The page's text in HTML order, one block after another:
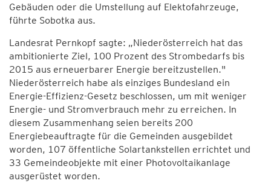
Gebäuden oder die Umstellung auf Elektofahrzeuge,
führte Sobotka aus.
Landesrat Pernkopf sagte: „Niederösterreich hat das
ambitionierte Ziel, 100 Prozent des Strombedarfs bis
2015 aus erneuerbarer Energie bereitzustellen."
Niederösterreich habe als einziges Bundesland ein
Energie-Effizienz-Gesetz beschlossen, um mit weniger
Energie- und Stromverbrauch mehr zu erreichen. In
diesem Zusammenhang seien bereits 200
Energiebeauftragte für die Gemeinden ausgebildet
worden, 107 öffentliche Solartankstellen errichtet und
33 Gemeindeobjekte mit einer Photovoltaikanlage
ausgerüstet worden.